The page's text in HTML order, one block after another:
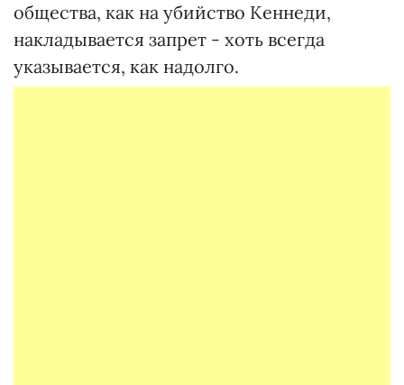
общества, как на убийство Кеннеди,
накладывается запрет - хоть всегда
указывается, как надолго.